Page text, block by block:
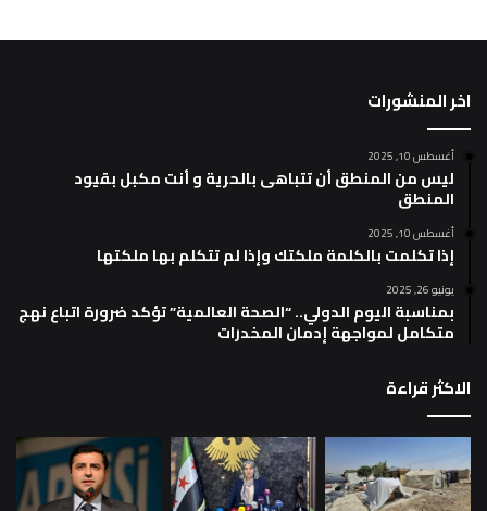
اخر المنشورات
أغسطس 10, 2025
ليس من المنطق أن تتباهى بالحرية و أنت مكبل بقيود
المنطق
أغسطس 10, 2025
إذا تكلمت بالكلمة ملكتك وإذا لم تتكلم بها ملكتها
يونيو 26, 2025
بمناسبة اليوم الدولي.. “الصحة العالمية” تؤكد ضرورة اتباع نهج
متكامل لمواجهة إدمان المخدرات
الاكثر قراءة